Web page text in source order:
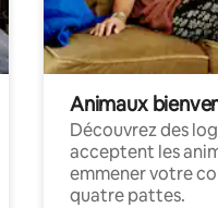
Animaux
Découvrez des
acceptent les
emmener votre
quatre pattes.